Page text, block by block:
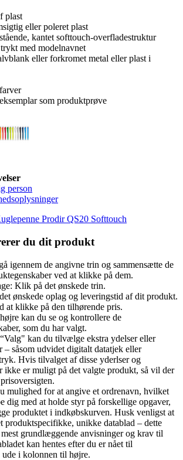
plast
eller poleret plast
kantet softtouch-overfladestruktur
med modelnavnet
eller forkromet metal eller plast i
som produktprøve
person
Prodir QS20 Softtouch
du dit produkt
igennem de angivne trin og sammensætte de
ved at klikke på dem.
Klik på det ønskede trin.
ønskede oplag og leveringstid af dit produkt.
at klikke på den tilhørende pris.
kan du se og kontrollere de
som du har valgt.
kan du tilvælge ekstra ydelser eller
– såsom udvidet digitalt datatjek eller
Hvis tilvalget af disse yderlser og
ikke er muligt på det valgte produkt, så vil der
mulighed for at angive et ordrenavn, hvilket
dig med at holde styr på forskellige opgaver,
produktet i indkøbskurven. Husk venligst at
produktspecifikke, unikke datablad – dette
grundlæggende anvisninger og krav til
kan hentes efter du er nået til
ude i kolonnen til højre.